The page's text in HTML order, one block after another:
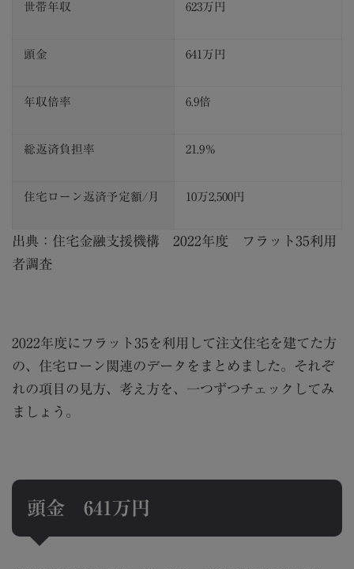
世帯年収 623万円
頭金 641 万円
年収倍率 6.9倍
総返済負担率 21.9％
住宅ローン返済予定額/ 月 10万2,500 円
出典： 住宅金融支援機構 2022年度 フラット35利用
者調査
2022年度にフラット35 を利用して注文住宅を建てた方
の、住宅ローン関連のデータをまとめました。それぞ
れの項目の見方、考え方を、一つずつチェックしてみ
ましょう。
頭金641 万円